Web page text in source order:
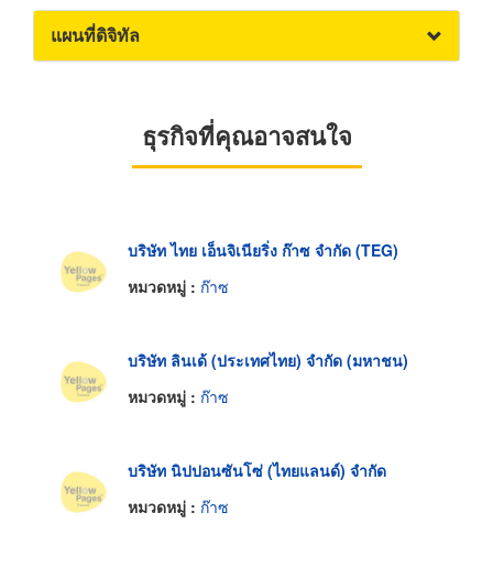
แผนที่ดิจิทัล
ธุรกิจที่คุณอาจสนใจ
บริษัท ไทย เอ็นจิเนียริ่ง ก๊าซ จำกัด (TEG)
หมวดหมู่ : ก๊าซ
บริษัท ลินเด้ (ประเทศไทย) จำกัด (มหาชน)
หมวดหมู่ : ก๊าซ
บริษัท นิปปอนซันโซ่ (ไทยแลนด์) จำกัด
หมวดหมู่ : ก๊าซ